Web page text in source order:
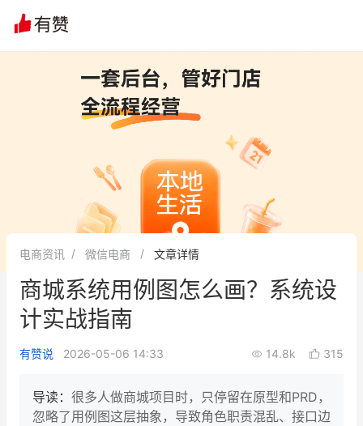
电商资讯 微信电商 文章详情
商城系统用例图怎么画？系统设
计实战指南
有赞说 2026-05-06 14:33 14.8k 315
导读： 很多人做商城项目时，只停留在原型和PRD，
忽略了用例图这层抽象，导致角色职责混乱、接口边